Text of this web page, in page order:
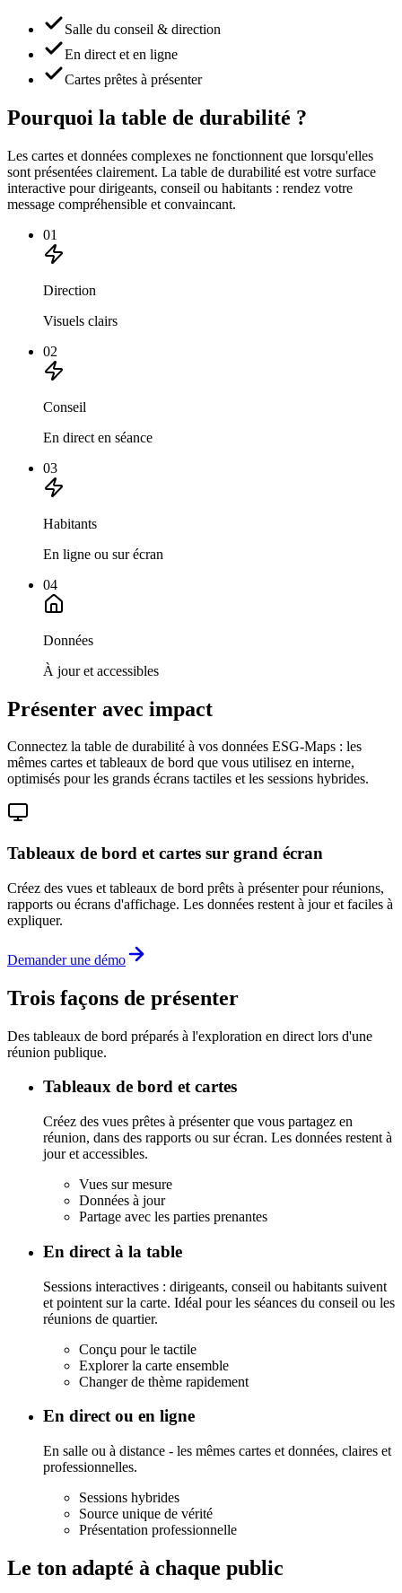
Salle du conseil & direction
En direct et en ligne
Cartes prêtes à présenter
Pourquoi la table de durabilité ?
Les cartes et données complexes ne fonctionnent que lorsqu'elles
sont présentées clairement. La table de durabilité est votre surface
interactive pour dirigeants, conseil ou habitants : rendez votre
message compréhensible et convaincant.
01
Direction
Visuels clairs
02
Conseil
En direct en séance
03
Habitants
En ligne ou sur écran
04
Données
À jour et accessibles
Présenter avec impact
Connectez la table de durabilité à vos données ESG-Maps : les
mêmes cartes et tableaux de bord que vous utilisez en interne,
optimisés pour les grands écrans tactiles et les sessions hybrides.
Tableaux de bord et cartes sur grand écran
Créez des vues et tableaux de bord prêts à présenter pour réunions,
rapports ou écrans d'affichage. Les données restent à jour et faciles à
expliquer.
Demander une démo
Trois façons de présenter
Des tableaux de bord préparés à l'exploration en direct lors d'une
réunion publique.
Tableaux de bord et cartes
Créez des vues prêtes à présenter que vous partagez en
réunion, dans des rapports ou sur écran. Les données restent à
jour et accessibles.
Vues sur mesure
Données à jour
Partage avec les parties prenantes
En direct à la table
Sessions interactives : dirigeants, conseil ou habitants suivent
et pointent sur la carte. Idéal pour les séances du conseil ou les
réunions de quartier.
Conçu pour le tactile
Explorer la carte ensemble
Changer de thème rapidement
En direct ou en ligne
En salle ou à distance - les mêmes cartes et données, claires et
professionnelles.
Sessions hybrides
Source unique de vérité
Présentation professionnelle
Le ton adapté à chaque public